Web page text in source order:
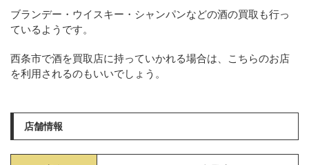
ブランデー・ウイスキー・シャンパンなどの酒の買取も行っ
ているようです。
西条市で酒を買取店に持っていかれる場合は、こちらのお店
を利用されるのもいいでしょう。
店舗情報